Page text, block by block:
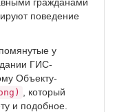
поведение
у
ГИС-
Объекту-
, который
и подобное.